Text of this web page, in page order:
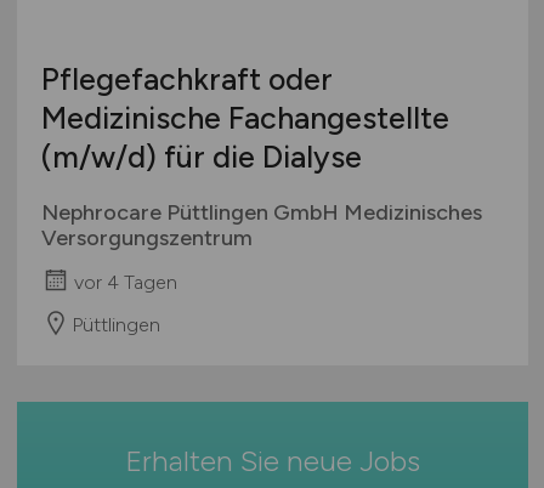
Mecklenburg-Vorpommern
Niedersachsen
Nordrhein-Westfalen
Saarland
Sachsen
Sachsen-Anhalt
Schleswig-Holstein
Deutschlandweit
Schweiz
Pflegefachkraft oder
Medizinische Fachangestellte
(m/w/d) für die Dialyse
Nephrocare Püttlingen GmbH Medizinisches
Versorgungszentrum
vor 4 Tagen
Püttlingen
Erhalten Sie neue Jobs